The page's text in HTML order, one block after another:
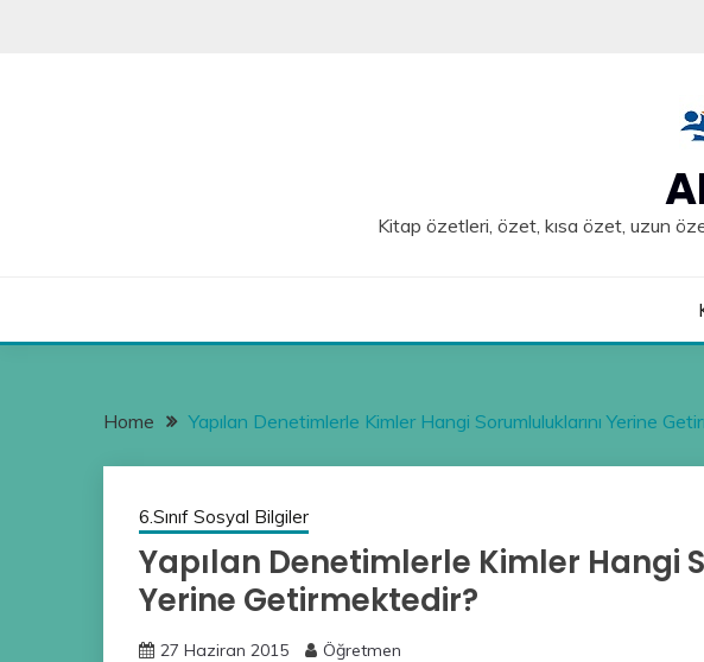
Kitap özetleri, özet, kısa özet, uzun
Home Yapılan Denetimlerle Kimler Hangi Sorumluluklarını Yerine
6.Sınıf Sosyal Bilgiler
Yapılan Denetimlerle Kimler Hangi
Yerine Getirmektedir?
27 Haziran 2015 Öğretmen